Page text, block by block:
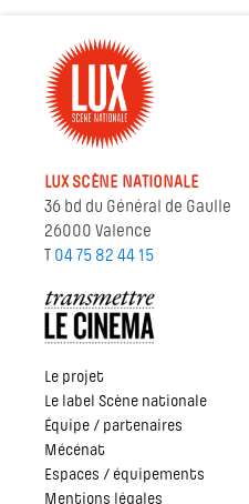
LUX SCÈNE NATIONALE
36 bd du Général de Gaulle
26000 Valence
T 04 75 82 44 15
Le projet
Le label Scène nationale
Équipe / partenaires
Mécénat
Espaces / équipements
Mentions légales